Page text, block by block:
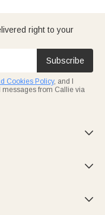
right to your
Subscribe
Cookies Policy, and I
from Callie via


